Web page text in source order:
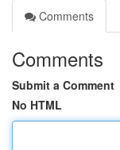
Comments
Comments
Submit a Comment
No HTML